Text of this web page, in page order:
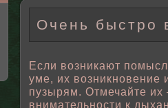
Очень быстро
Если вοзникают
уме, их вοзникновение
пузырям. Отмечайте их
внимательности к